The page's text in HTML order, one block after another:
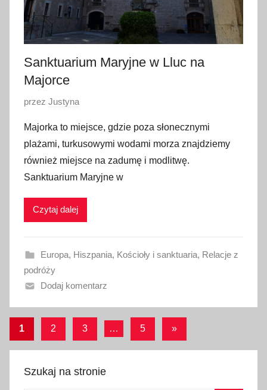
2
0
1
8
Sanktuarium Maryjne w Lluc na
Majorce
O
u
b
l
i
w
n
o
8
i
e
r
przez Justyna
Majorka to miejsce, gdzie poza słonecznymi
plażami, turkusowymi wodami morza znajdziemy
również miejsce na zadumę i modlitwę.
Sanktuarium Maryjne w
Czytaj dalej
Europa, Hiszpania, Kościoły i sanktuaria, Relacje z
podróży
Dodaj komentarz
Stronicowanie
wpisów
1 2 3 … 5
Następne
»
Szukaj na stronie